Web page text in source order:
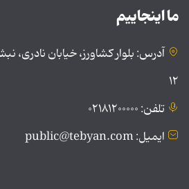
ما اینجاییم
آدرس: بلوار کشاورز، خیابان
۱۲
تلفن: ۰۲۱۸۱۲۰۰۰۰۰
ایمیل: public@tebyan.com